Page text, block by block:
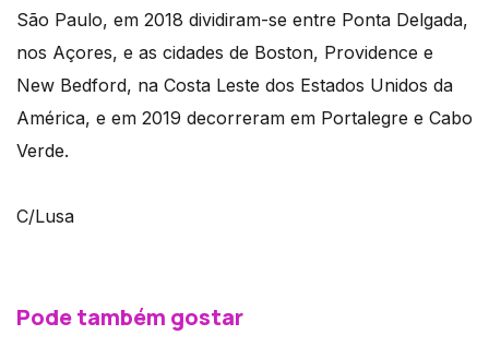
São Paulo, em 2018 dividiram-se entre Ponta Delgada,
nos Açores, e as cidades de Boston, Providence e
New Bedford, na Costa Leste dos Estados Unidos da
América, e em 2019 decorreram em Portalegre e Cabo
Verde.
C/Lusa
Pode também gostar